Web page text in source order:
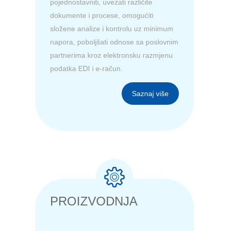
pojednostavniti, uvezati različite
dokumente i procese, omogućiti
složene analize i kontrolu uz minimum
napora, poboljšati odnose sa poslovnim
partnerima kroz elektronsku razmjenu
podatka EDI i e-račun.
Saznaj više
PROIZVODNJA